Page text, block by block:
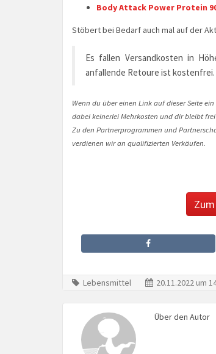
Body Attack Power Protein
Stöbert bei Bedarf auch mal auf der
Es fallen Versandkosten in
anfallende Retoure ist kostenfrei.
Wenn du über einen Link auf dieser Seite
dabei keinerlei Mehrkosten und dir bleibt
Zu den Partnerprogrammen und
verdienen wir an qualifizierten Verkäufen.
Lebensmittel 20.11.2022 um
Über den Autor